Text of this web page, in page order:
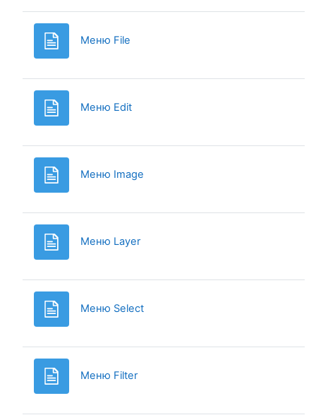
Меню File
Меню EditPage
Меню Image
Меню LayerPage
Меню SelectPage
Меню FilterPage